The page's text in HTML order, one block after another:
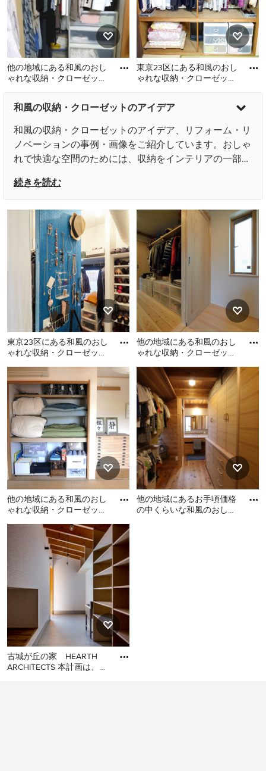
他の地域にある和風のおし
ゃれな収納・クローゼット
他の地域にある和風のおし
ゃれな収納・クローゼット
東京23区にある和風のおし
ゃれな収納・クローゼット
東京23区にある和風のおし
ゃれな収納・クローゼット
和風の収納・クローゼットのアイデア
和風の収納・クローゼットのアイデア、リフォーム・リ
ノベーションの事例・画像をご紹介しています。おしゃ
れで快適な空間のためには、収納をインテリアの一部と
感、デザイン、そして機能性を追求すれば、おしゃれで
美しい空間を演出することができるでしょう。
和風収納・クローゼット のリフォームや模様替えをお
考えの場合でも、新築でおしゃれな収納・クローゼット
を作る場合でも、Houzz がアイデア探しのお手伝いをし
ます。Houzz には 有限会社 コウ設計工房 や 有限会社
ササキ設計 といった日本国内の優れた建築家、インテ
リアデザイナー、工務店、リノベーション会社などから
寄せられた161枚の家や部屋の写真があります。色別や
スタイル別で収納・クローゼットの画像を見て、気にな
る和風収納・クローゼット の間取りやレイアウトがあ
れば、アイデアブックへ保存したり、その写真の住宅を
手がけた専門家にご自分の理想の和風収納・クローゼッ
ト のデザインや間取りについて相談してみましょう。
日本や海外のおしゃれな和風収納・クローゼット の実
例がいっぱいの Houzz を、あなたの家のリノベーショ
ンやリフォームのアイデア集めに是非お役立てくださ
い。
続きを読む
東京23区にある和風のおし
ゃれな収納・クローゼット
東京23区にある和風のおし
ゃれな収納・クローゼット
の写真
他の地域にある和風のおし
ゃれな収納・クローゼット
他の地域にある和風のおし
ゃれな収納・クローゼット
の写真
他の地域にある和風のおし
ゃれな収納・クローゼット
他の地域にある和風のおし
ゃれな収納・クローゼット
他の地域にあるお手頃価格
の中くらいな和風のおしゃ
古城が丘の家 HEARTH
ARCHITECTS 本計画は、ク